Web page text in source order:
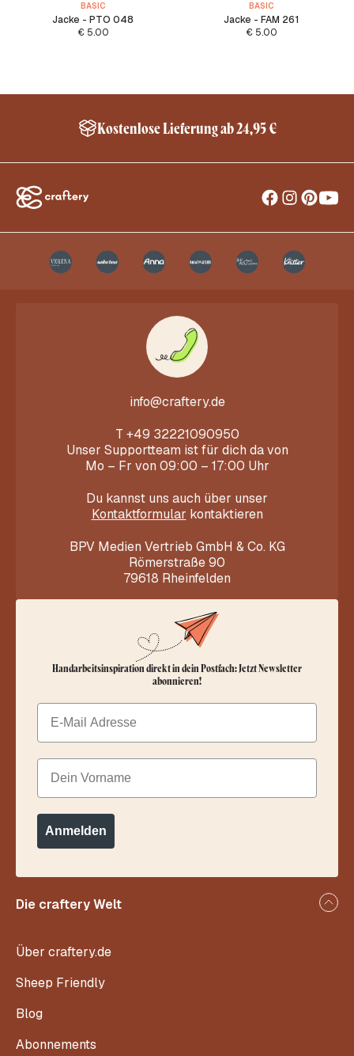
BASIC
Jacke - PTO 048
€5.00
BASIC
Jacke - FAM 261
€5.00
Kostenlose Lieferung ab 24,95 €
info@craftery.de
T +49 32221090950
Unser Supportteam ist für dich da von
Mo – Fr von 09:00 – 17:00 Uhr
Du kannst uns auch über unser
Kontaktformular kontaktieren
BPV Medien Vertrieb GmbH & Co. KG
Römerstraße 90
79618 Rheinfelden
Die craftery Welt
Über craftery.de
Sheep Friendly
Blog
Abonnements
Handarbeitsinspiration direkt in dein Postfach: Jetzt Newsletter
abonnieren!
Email
Dein Vorname
Anmelden